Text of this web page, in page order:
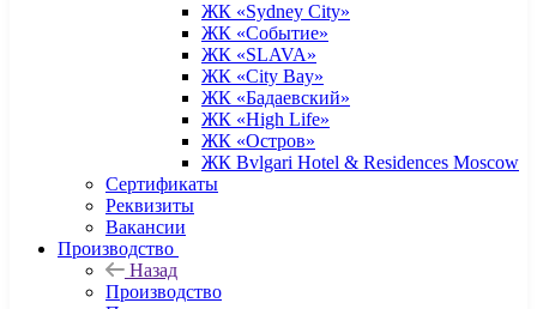
ЖК «Sydney City»
ЖК «Событие»
ЖК «SLAVA»
ЖК «City Bay»
ЖК «Бадаевский»
ЖК «High Life»
ЖК «Остров»
ЖК Bvlgari Hotel & Residences Moscow
Сертификаты
Реквизиты
Вакансии
Производство
Назад
Производство